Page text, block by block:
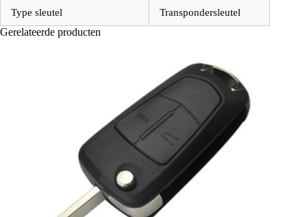
Type sleutel Transpondersleutel
Gerelateerde producten